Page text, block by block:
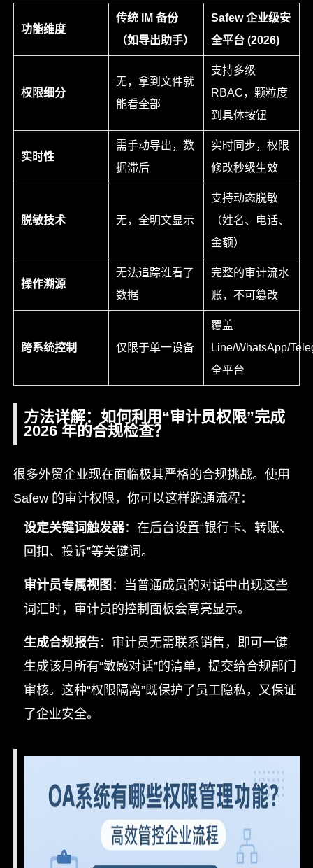
功能维度
传统 IM 备份
（如导出助手）
Safew 企业级安
全平台 (2026)
权限细分
无，拿到文件就
能看全部
支持多级
RBAC，颗粒度
到具体按钮
实时性
需手动导出，数
据滞后
实时同步，权限
修改秒级生效
脱敏技术 无，全明文显示
支持动态脱敏
（姓名、电话、
金额）
操作溯源
无法追踪谁看了
数据
完整的审计流水
账，不可篡改
跨系统控制 仅限于单一设备
覆盖
Line/WhatsApp/
全平台
方法详解：如何利用“审计员权限”完成
2026 年的合规检查？
很多外贸企业现在面临极其严格的合规挑战。使用
Safew 的审计权限，你可以这样跑通流程：
设定关键词触发器：在后台设置“银行卡、转账、
回扣、投诉”等关键词。
审计员专属视图 ：当普通成员的对话中出现这些
词汇时，审计员的控制面板会高亮显示。
生成合规报告：审计员无需联系销售，即可一键
生成该月所有“敏感对话”的清单，提交给合规部门
审核。这种“权限隔离”既保护了员工隐私，又保证
了企业安全。